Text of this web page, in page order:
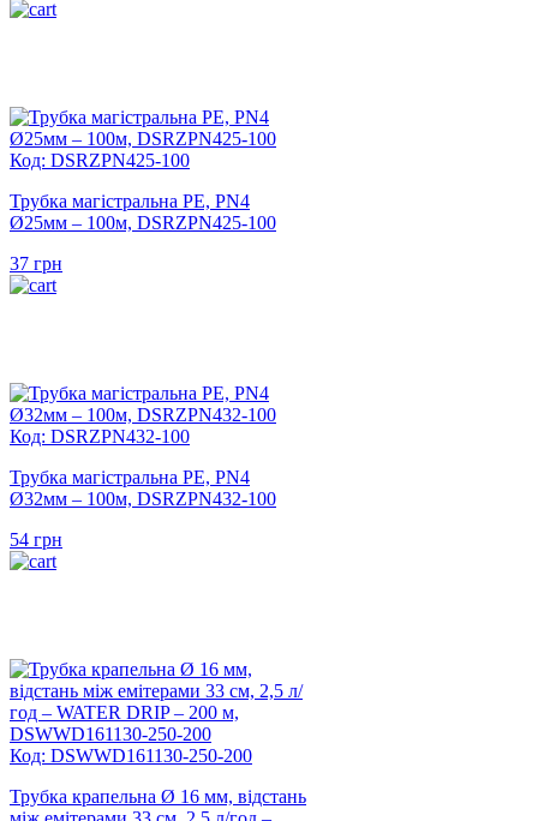
Код: DSRZPN425-100
Трубка магістральна PE, PN4
Ø25мм – 100м, DSRZPN425-100
37 грн
Код: DSRZPN432-100
Трубка магістральна PE, PN4
Ø32мм – 100м, DSRZPN432-100
54 грн
Код: DSWWD161130-250-200
Трубка крапельна Ø 16 мм, відстань